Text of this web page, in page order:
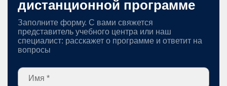
дистанционной программе
Заполните форму. С вами свяжется
представитель учебного центра или наш
специалист: расскажет о программе и ответит на
вопросы